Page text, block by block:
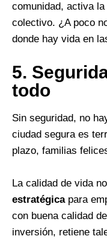
comunidad, activa
colectivo. ¿A poco
donde hay vida en
5.
todo
Sin seguridad, no
ciudad segura es
plazo, familias
La calidad de vida
estratégicapara
con buena calidad
inversión, retiene